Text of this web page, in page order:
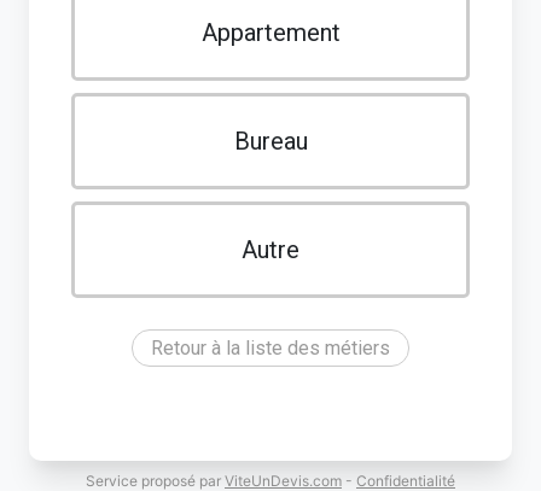
Appartement
Bureau
Autre
Retour à la liste des métiers
Service proposé par ViteUnDevis.com - Confidentialité